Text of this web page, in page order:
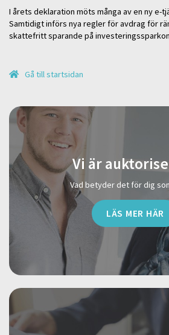
I årets deklaration möts många av en ny e-
Samtidigt införs nya regler för avdrag för
skattefritt sparande på
Gå till startsidan
Vi är
Vad betyder det för dig
LÄS MER HÄR